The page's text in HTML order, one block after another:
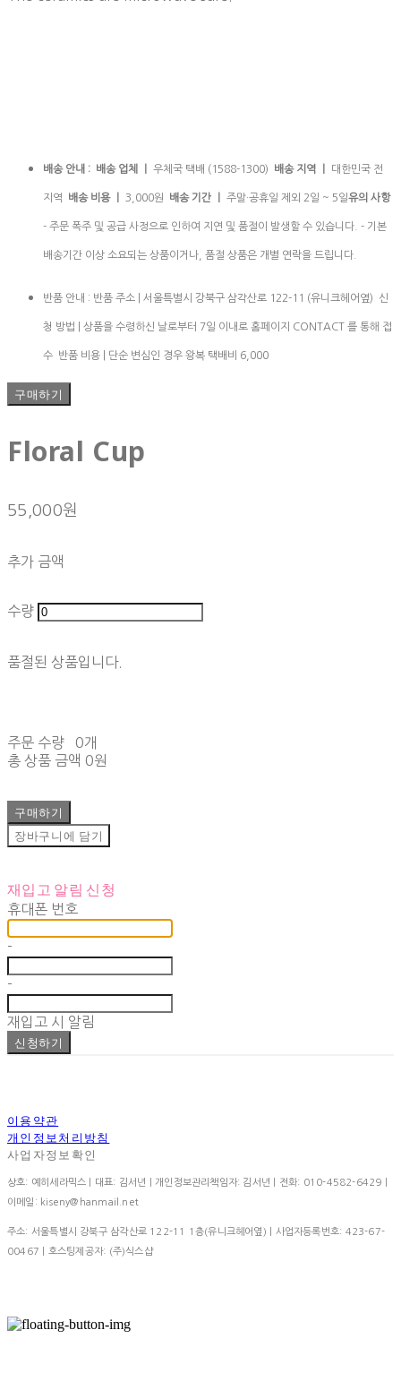
배송 안내 : 배송 업체 ㅣ 우체국 택배 (1588-1300) 배송 지역 ㅣ 대한민국 전
지역 배송 비용 ㅣ 3,000원 배송 기간 ㅣ 주말·공휴일 제외 2일 ~ 5일유의 사항
- 주문 폭주 및 공급 사정으로 인하여 지연 및 품절이 발생할 수 있습니다. - 기본
배송기간 이상 소요되는 상품이거나, 품절 상품은 개별 연락을 드립니다.
반품 안내 : 반품 주소 | 서울특별시 강북구 삼각산로 122-11 (유니크헤어옆) 신
청 방법 | 상품을 수령하신 날로부터 7일 이내로 홈페이지 CONTACT 를 통해 접
수 반품 비용 | 단순 변심인 경우 왕복 택배비 6,000
구매하기
Floral Cup
55,000원
추가 금액
수량
품절된 상품입니다.
주문 수량
0개
총 상품 금액 0원
구매하기
장바구니에 담기
재입고 알림 신청
휴대폰 번호
-
-
재입고 시 알림
신청하기
이용약관
개인정보처리방침
사업자정보확인
상호: 예히세라믹스 | 대표: 김서년 | 개인정보관리책임자: 김서년 | 전화: 010-4582-6429 |
이메일: kiseny@hanmail.net
주소: 서울특별시 강북구 삼각산로 122-11 1층(유니크헤어옆) | 사업자등록번호: 423-67-
00467
| 호스팅제공자: (주)식스샵